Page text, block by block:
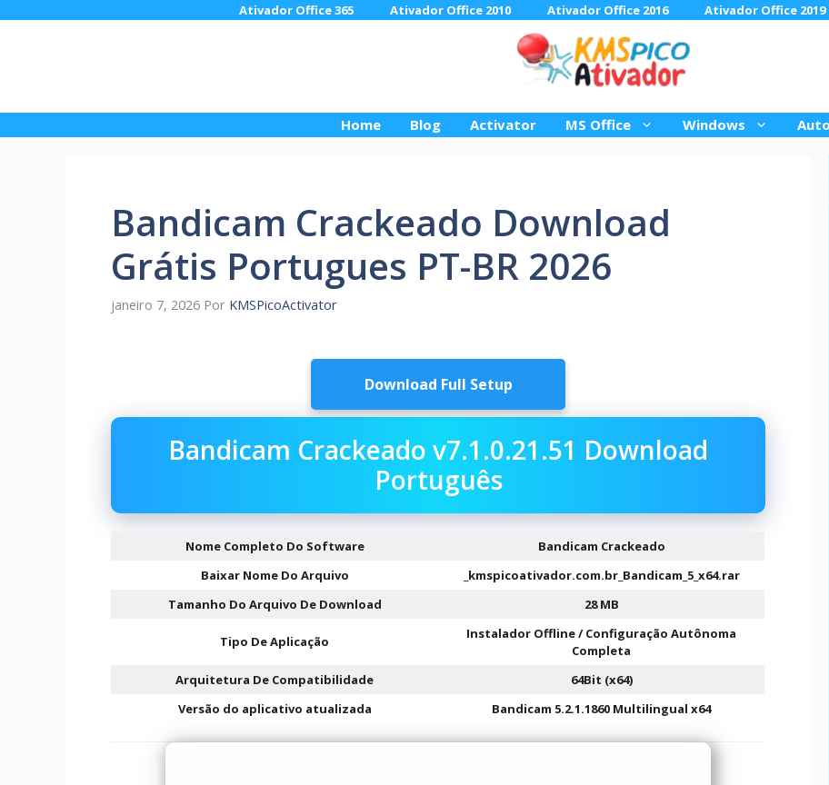
Ativador Office 365 Ativador Office 2010 Ativador Office 2016 Ativador Office 2019
Home Blog Activator MS Office Windows
Bandicam Crackeado Download
Grátis Portugues PT-BR 2026
janeiro 7, 2026 Por KMSPicoActivator
Download Full Setup
Bandicam Crackeado v7.1.0.21.51 Download
Português
Nome Completo Do Software
Bandicam Crackeado
Baixar Nome Do Arquivo
_kmspicoativador.com.br_Bandicam_5_x64.rar
Tamanho Do Arquivo De Download
28 MB
Tipo De Aplicação
Instalador Offline / Configuração Autônoma
Completa
Arquitetura De Compatibilidade
64Bit (x64)
Versão do aplicativo atualizada
Bandicam 5.2.1.1860 Multilingual x64